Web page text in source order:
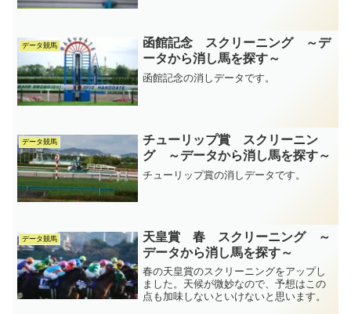
データ競馬
函館記念 スクリーニング ～デ
ータから消し馬を探す～
函館記念の消しデータです。
データ競馬
チューリップ賞 スクリーニン
グ ～データから消し馬を探す～
チューリップ賞の消しデータです。
データ競馬
天皇賞 春 スクリーニング ～
データから消し馬を探す～
春の天皇賞のスクリーニングをアップし
ました。天候が微妙なので、予想はこの
点も加味しないといけないと思います。